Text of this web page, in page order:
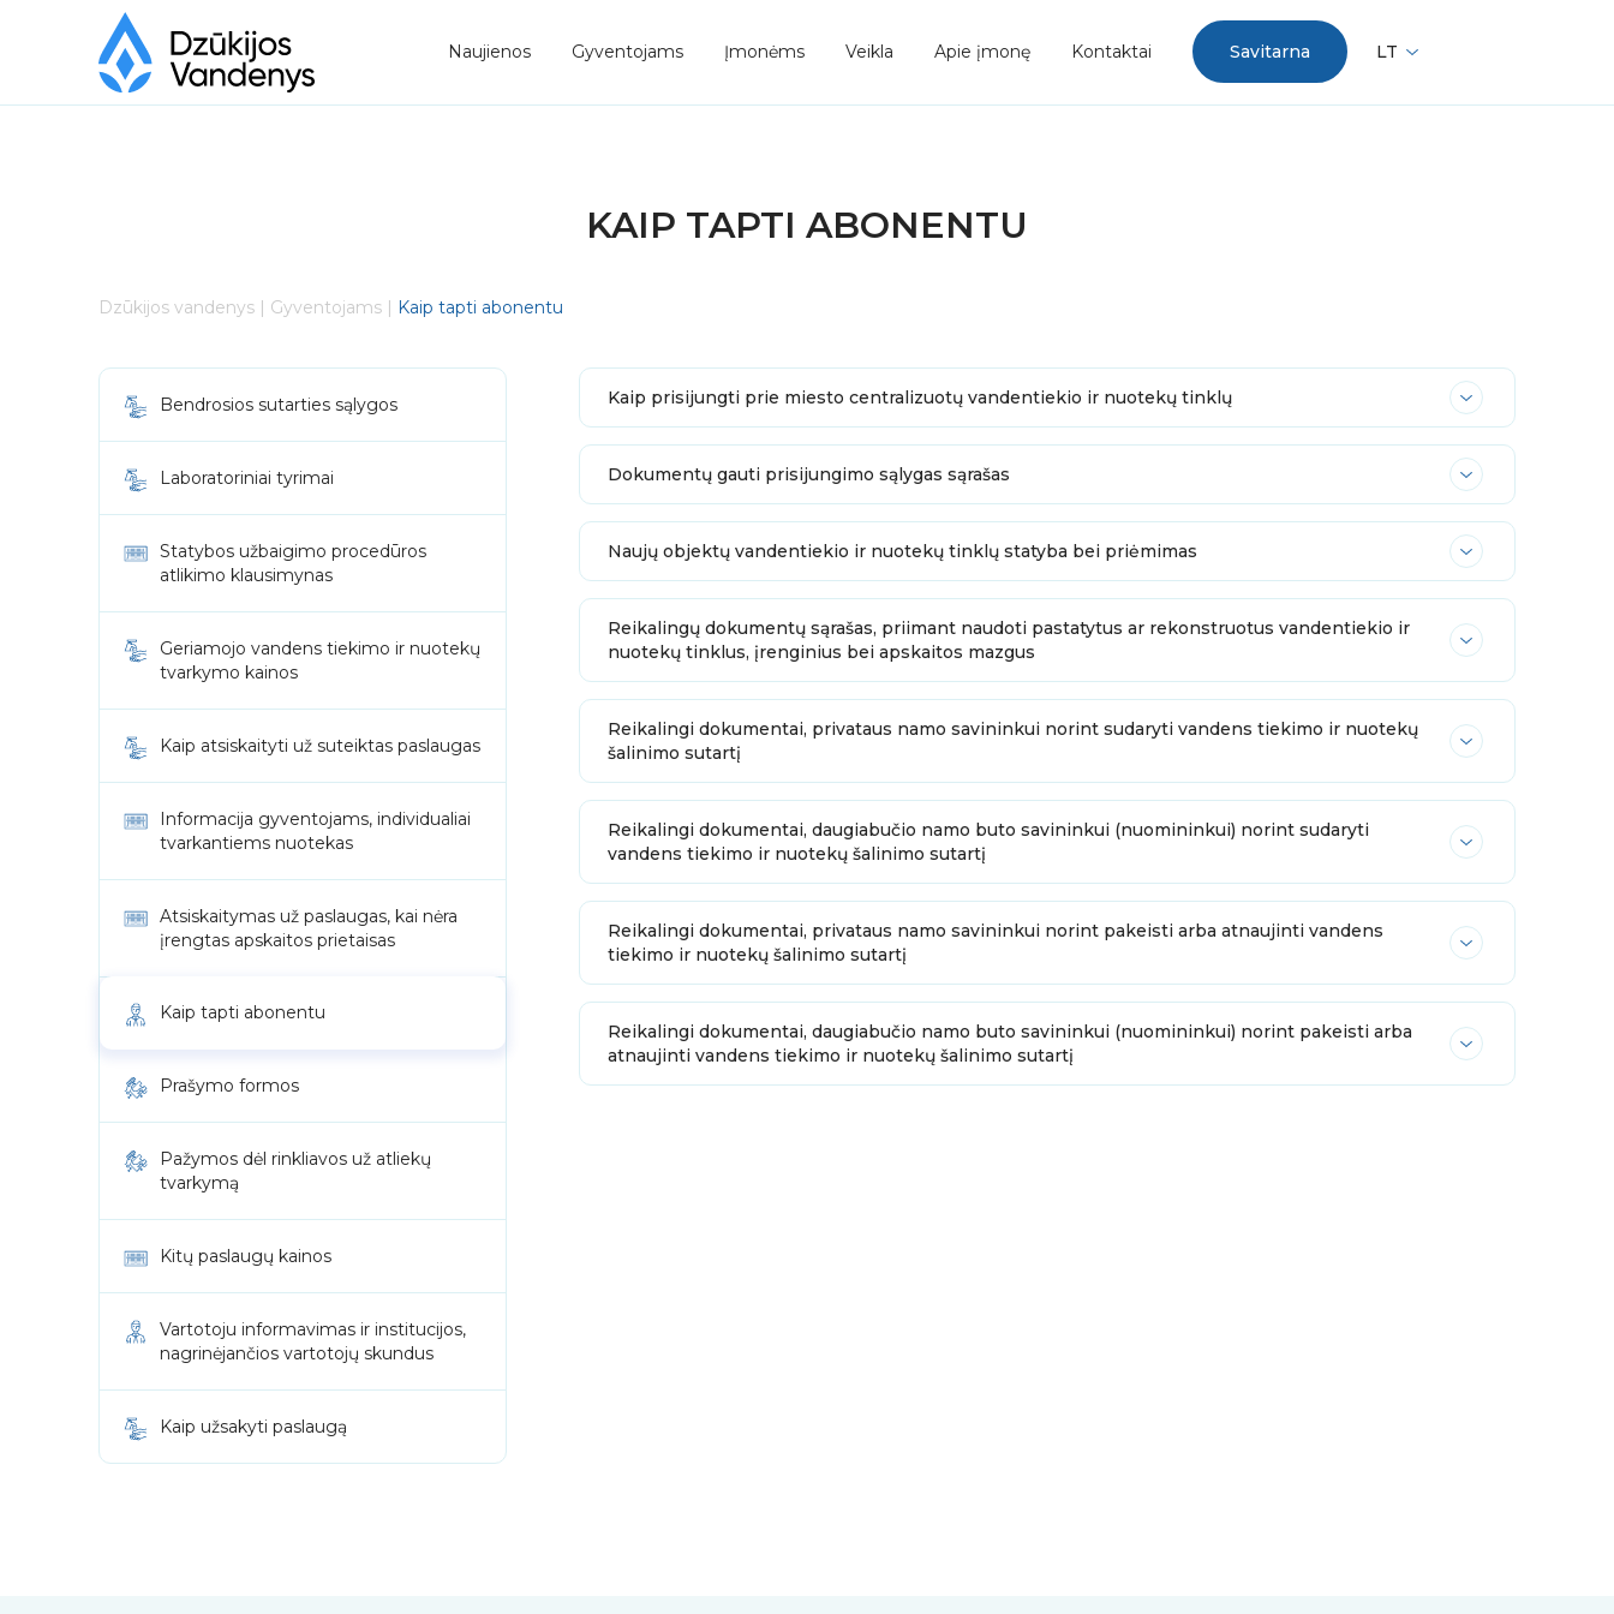
Naujienos Gyventojams Įmonėms Veikla Apie įmonę Kontaktai Savitarna LT
KAIP TAPTI ABONENTU
Dzūkijos vandenys | Gyventojams | Kaip tapti abonentu
Bendrosios sutarties sąlygos
Laboratoriniai tyrimai
Statybos užbaigimo procedūros
atlikimo klausimynas
Geriamojo vandens tiekimo ir nuotekų
tvarkymo kainos
Kaip atsiskaityti už suteiktas paslaugas
Informacija gyventojams, individualiai
tvarkantiems nuotekas
Atsiskaitymas už paslaugas, kai nėra
įrengtas apskaitos prietaisas
Kaip tapti abonentu
Prašymo formos
Pažymos dėl rinkliavos už atliekų
tvarkymą
Kitų paslaugų kainos
Vartotoju informavimas ir institucijos,
nagrinėjančios vartotojų skundus
Kaip užsakyti paslaugą
Kaip prisijungti prie miesto centralizuotų vandentiekio ir nuotekų tinklų
Dokumentų gauti prisijungimo sąlygas sąrašas
Naujų objektų vandentiekio ir nuotekų tinklų statyba bei priėmimas
Reikalingų dokumentų sąrašas, priimant naudoti pastatytus ar rekonstruotus vandentiekio ir
nuotekų tinklus, įrenginius bei apskaitos mazgus
Reikalingi dokumentai, privataus namo savininkui norint sudaryti vandens tiekimo ir nuotekų
šalinimo sutartį
Reikalingi dokumentai, daugiabučio namo buto savininkui (nuomininkui) norint sudaryti
vandens tiekimo ir nuotekų šalinimo sutartį
Reikalingi dokumentai, privataus namo savininkui norint pakeisti arba atnaujinti vandens
tiekimo ir nuotekų šalinimo sutartį
Reikalingi dokumentai, daugiabučio namo buto savininkui (nuomininkui) norint pakeisti arba
atnaujinti vandens tiekimo ir nuotekų šalinimo sutartį